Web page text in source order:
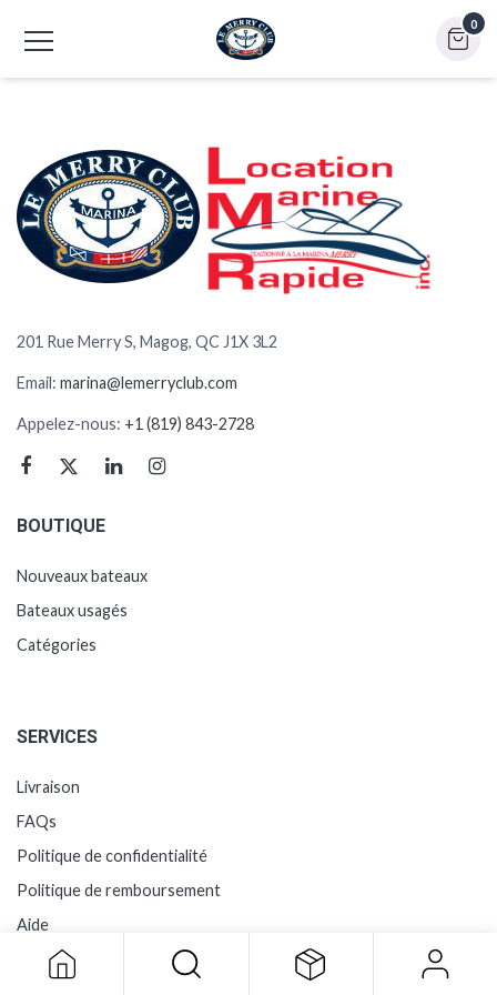
0
201 Rue Merry S, Magog, QC J1X 3L2
Email: marina@lemerryclub.com
Appelez-nous: +1 (819) 843-2728
BOUTIQUE
Nouveaux bateaux
Bateaux usagés
Catégories
SERVICES
Livraison
FAQs
Politique de confidentialité
Politique de remboursement
Aide
LA MARINA